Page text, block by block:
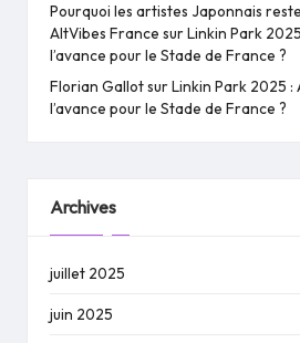
Pourquoi les artistes Japonnais
AltVibes France surLinkin Park
l’avance pour le Stade de France ?
Florian GallotsurLinkin Park 2025 :
l’avance pour le Stade de France ?
Archives
juillet 2025
juin 2025